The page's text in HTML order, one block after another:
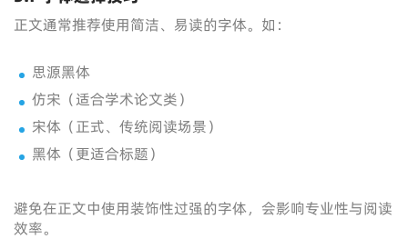
正文通常推荐使用简洁、易读的字体。如：
思源黑体
仿宋（适合学术论文类）
宋体（正式、传统阅读场景）
黑体（更适合标题）
避免在正文中使用装饰性过强的字体，会影响专业性与阅读
效率。